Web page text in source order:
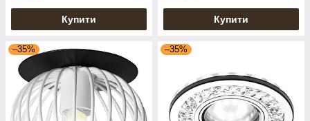
Купити Купити
–35% –35%